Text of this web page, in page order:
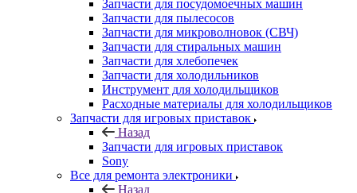
Запчасти для посудомоечных машин
Запчасти для пылесосов
Запчасти для микроволновок (СВЧ)
Запчасти для стиральных машин
Запчасти для хлебопечек
Запчасти для холодильников
Инструмент для холодильщиков
Расходные материалы для холодильщиков
Запчасти для игровых приставок
Назад
Запчасти для игровых приставок
Sony
Все для ремонта электроники
Назад